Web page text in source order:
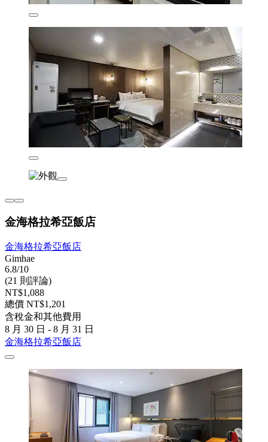
金海格拉希亞飯店
金海格拉希亞飯店
Gimhae
6.8/10
(21 則評論)
NT$1,088
總價 NT$1,201
含稅金和其他費用
8 月 30 日 - 8 月 31 日
金海格拉希亞飯店